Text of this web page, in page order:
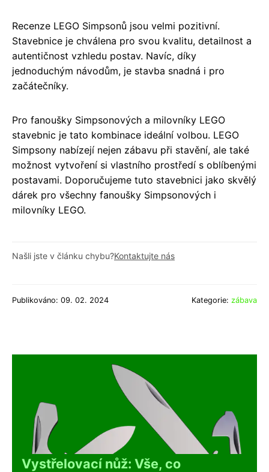
Recenze LEGO Simpsonů jsou velmi pozitivní.
Stavebnice je chválena pro svou kvalitu, detailnost a
autentičnost vzhledu postav. Navíc, díky
jednoduchým návodům, je stavba snadná i pro
začátečníky.
Pro fanoušky Simpsonových a milovníky LEGO
stavebnic je tato kombinace ideální volbou. LEGO
Simpsony nabízejí nejen zábavu při stavění, ale také
možnost vytvoření si vlastního prostředí s oblíbenými
postavami. Doporučujeme tuto stavebnici jako skvělý
dárek pro všechny fanoušky Simpsonových i
milovníky LEGO.
Našli jste v článku chybu?Kontaktujte nás
Publikováno: 09. 02. 2024 Kategorie: zábava
Vystřelovací nůž: Vše, co